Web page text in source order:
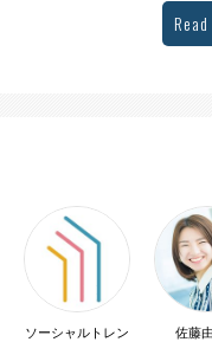
ソーシャルトレン
佐藤